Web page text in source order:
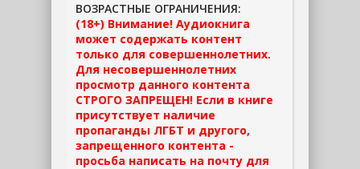
ВОЗРАСТНЫЕ ОГРАНИЧЕНИЯ:
(18+) Внимание! Аудиокнига
может содержать контент
только для совершеннолетних.
Для несовершеннолетних
просмотр данного контента
СТРОГО ЗАПРЕЩЕН! Если в книге
присутствует наличие
пропаганды ЛГБТ и другого,
запрещенного контента -
просьба написать на почту для